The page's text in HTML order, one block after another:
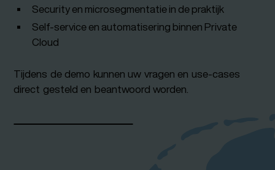
Security en microsegmentatie in de praktijk
Self-service en automatisering binnen Private
Cloud
Tijdens de demo kunnen uw vragen en use-cases
direct gesteld en beantwoord worden.